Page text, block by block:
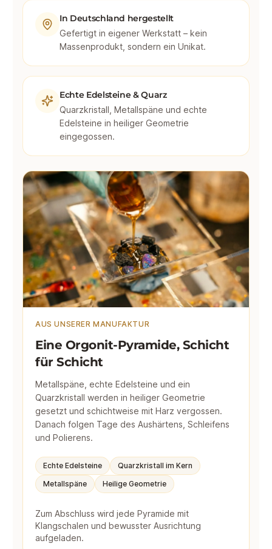
In Deutschland hergestellt
Gefertigt in eigener Werkstatt – kein
Massenprodukt, sondern ein Unikat.
Echte Edelsteine & Quarz
Quarzkristall, Metallspäne und echte
Edelsteine in heiliger Geometrie
eingegossen.
AUS UNSERER MANUFAKTUR
Eine Orgonit-Pyramide, Schicht
für Schicht
Metallspäne, echte Edelsteine und ein
Quarzkristall werden in heiliger Geometrie
gesetzt und schichtweise mit Harz vergossen.
Danach folgen Tage des Aushärtens, Schleifens
und Polierens.
Echte Edelsteine
Quarzkristall im Kern
Metallspäne
Heilige Geometrie
Zum Abschluss wird jede Pyramide mit
Klangschalen und bewusster Ausrichtung
aufgeladen.